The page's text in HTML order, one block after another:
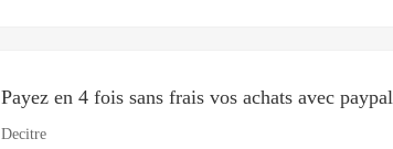
Payez en 4 fois sans frais vos achats avec paypal
Decitre